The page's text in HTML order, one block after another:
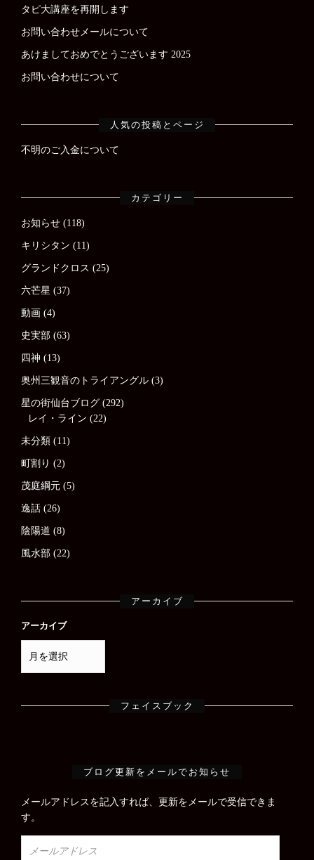
タピ大講座を再開します
お問い合わせメールについて
あけましておめでとうございます 2025
お問い合わせについて
人気の投稿とページ
不明のご入金について
カテゴリー
お知らせ (118)
キリシタン (11)
グランドクロス (25)
六芒星 (37)
動画 (4)
史実部 (63)
四神 (13)
奥州三観音のトライアングル (3)
星の街仙台ブログ (292)
レイ・ライン (22)
未分類 (11)
町割り (2)
茂庭綱元 (5)
逸話 (26)
陰陽道 (8)
風水部 (22)
アーカイブ
アーカイブ
フェイスブック
ブログ更新をメールでお知らせ
メールアドレスを記入すれば、更新をメールで受信できま
す。
ー